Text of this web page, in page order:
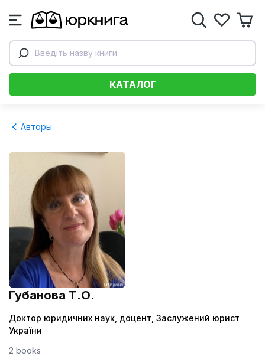
Введіть назву книги
КАТАЛОГ
Авторы
Губанова Т.О.
Доктор юридичних наук, доцент, Заслужений юрист
України
2 books